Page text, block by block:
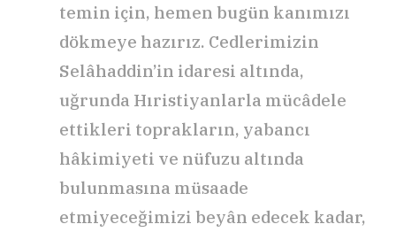
temin için, hemen bugün kanımızı
dökmeye hazırız. Cedlerimizin
Selâhaddin’in idaresi altında,
uğrunda Hıristiyanlarla mücâdele
ettikleri toprakların, yabancı
hâkimiyeti ve nüfuzu altında
bulunmasına müsaade
etmiyeceğimizi beyân edecek kadar,